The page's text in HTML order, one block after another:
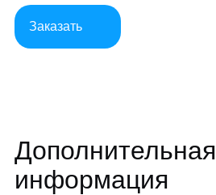
Заказать
Дополнительная
информация